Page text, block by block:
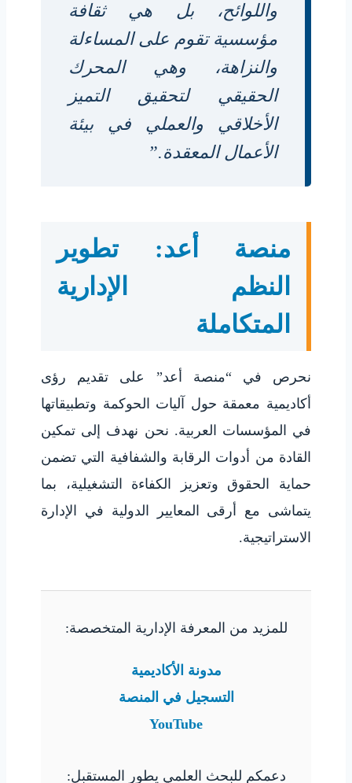
واللوائح، بل هي ثقافة
مؤسسية تقوم على المساءلة
والنزاهة، وهي المحرك
الحقيقي لتحقيق التميز
الأخلاقي والعملي في بيئة
الأعمال المعقدة.”
منصة أعد: تطوير
النظم الإدارية
المتكاملة
نحرص في “منصة أعد” على تقديم رؤى
أكاديمية معمقة حول آليات الحوكمة وتطبيقاتها
في المؤسسات العربية. نحن نهدف إلى تمكين
القادة من أدوات الرقابة والشفافية التي تضمن
حماية الحقوق وتعزيز الكفاءة التشغيلية، بما
يتماشى مع أرقى المعايير الدولية في الإدارة
الاستراتيجية.
للمزيد من المعرفة الإدارية المتخصصة:
مدونة الأكاديمية
التسجيل في المنصة
YouTube
دعمكم للبحث العلمي يطور المستقبل: